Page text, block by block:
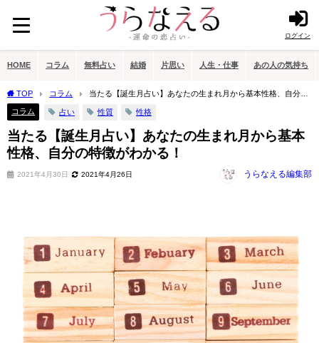
ログイン
HOME コラム 無料占い 結婚 片思い 人生・仕事 あの人の気持ち
TOP コラム
当たる【誕生月占い】あなたの生まれ月から基本性格、自分の
特徴がわかる！
コラム 占い 性質 性格
当たる【誕生月占い】あなたの生まれ月から基本
性格、自分の特徴がわかる！
2021年4月30日 2021年4月26日 うらなえる編集部